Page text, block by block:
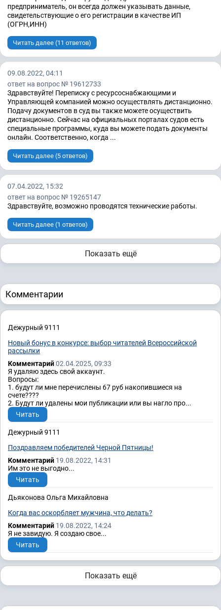
предприниматель, он всегда должен указывать данные,
свидетельствующие о его регистрации в качестве ИП
(ОГРН,ИНН)
Читать далее (11 ответов)
09.08.2022, 04:11
ответ на вопрос № 19612733
Здравствуйте! Переписку с ресурсоснабжающими и
Управляющей компанией можно осуществлять дистанционно.
Подачу документов в суд вы также можете осуществить
дистанционно. Сейчас на официальных порталах судов есть
специальные программы, куда вы можете подать документы
онлайн. Соответственно, когда ...
Читать далее (5 ответов)
07.04.2022, 15:32
ответ на вопрос № 19265147
Здравствуйте, возможно проводятся технические работы.
Читать далее (1 ответов)
Показать ещё
Комментарии
Дежурный 9111
Новый бонус в конкурсе: выбор читателей Всероссийской
рассылки
Комментарий02.04.2025, 09:33
Я удаляю здесь свой аккаунт.
Вопросы:
1. будут ли мне перечислены 67 руб накопившиеся на
счете????
2. Будут ли удалены мои публикации или вы нагло про...
Читать
Дежурный 9111
Поздравляем победителей Черной Пятницы!
Комментарий 19.08.2022, 14:31
Им это не выгодно...
Читать
Дьяконова Ольга Михайловна
Когда вас оскорбляет мужчина, что делать?
Комментарий 19.08.2022, 14:24
Я не завидую. Я создаю свое...
Читать
Показать ещё